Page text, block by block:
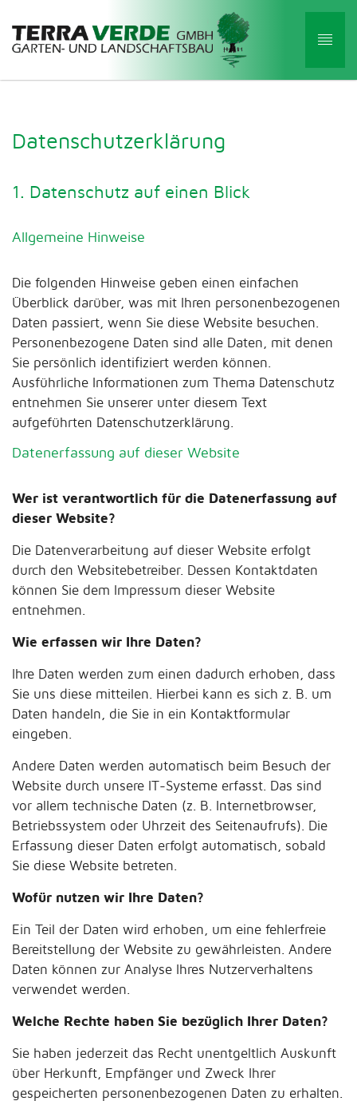
Datenschutzerklärung
1. Datenschutz auf einen Blick
Allgemeine Hinweise
Die folgenden Hinweise geben einen einfachen
Überblick darüber, was mit Ihren personenbezogenen
Daten passiert, wenn Sie diese Website besuchen.
Personenbezogene Daten sind alle Daten, mit denen
Sie persönlich identifiziert werden können.
Ausführliche Informationen zum Thema Datenschutz
entnehmen Sie unserer unter diesem Text
aufgeführten Datenschutzerklärung.
Datenerfassung auf dieser Website
Wer ist verantwortlich für die Datenerfassung auf
dieser Website?
Die Datenverarbeitung auf dieser Website erfolgt
durch den Websitebetreiber. Dessen Kontaktdaten
können Sie dem Impressum dieser Website
entnehmen.
Wie erfassen wir Ihre Daten?
Ihre Daten werden zum einen dadurch erhoben, dass
Sie uns diese mitteilen. Hierbei kann es sich z. B. um
Daten handeln, die Sie in ein Kontaktformular
eingeben.
Andere Daten werden automatisch beim Besuch der
Website durch unsere IT-Systeme erfasst. Das sind
vor allem technische Daten (z. B. Internetbrowser,
Betriebssystem oder Uhrzeit des Seitenaufrufs). Die
Erfassung dieser Daten erfolgt automatisch, sobald
Sie diese Website betreten.
Wofür nutzen wir Ihre Daten?
Ein Teil der Daten wird erhoben, um eine fehlerfreie
Bereitstellung der Website zu gewährleisten. Andere
Daten können zur Analyse Ihres Nutzerverhaltens
verwendet werden.
Welche Rechte haben Sie bezüglich Ihrer Daten?
Sie haben jederzeit das Recht unentgeltlich Auskunft
über Herkunft, Empfänger und Zweck Ihrer
gespeicherten personenbezogenen Daten zu erhalten.